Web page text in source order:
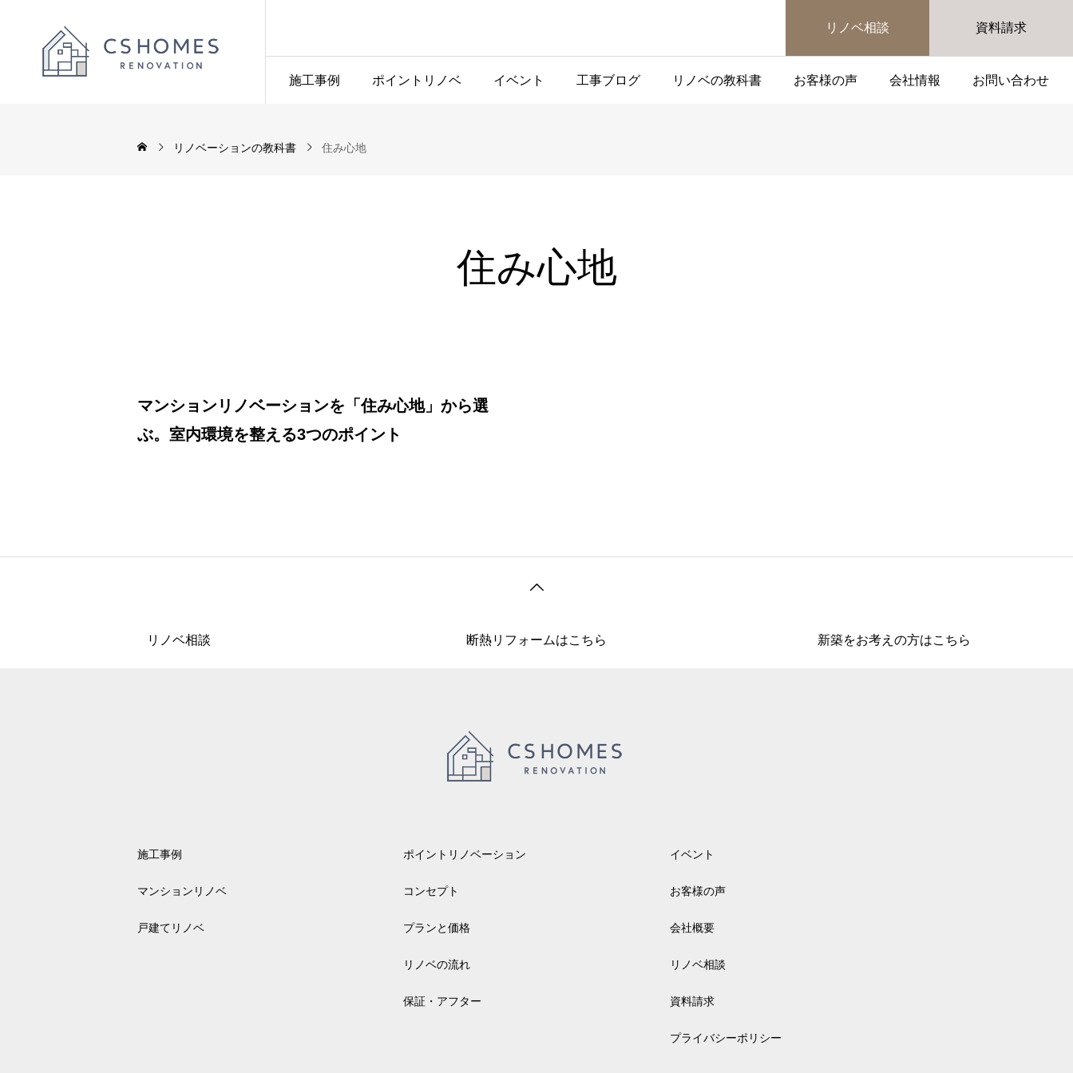
リノベ相談 資料請求
施工事例 ポイントリノベ イベント 工事ブログ リノベの教科書 お客様の声 会社情報 お問い合わせ
リノベーションの教科書 住み心地
住み心地
マンションリノベーションを「住み心地」から選
ぶ。室内環境を整える3つのポイント
リノベ相談 断熱リフォームはこちら 新築をお考えの方はこちら
施工事例
マンションリノベ
戸建てリノベ
ポイントリノベーション
コンセプト
プランと価格
リノベの流れ
保証・アフター
イベント
お客様の声
会社概要
リノベ相談
資料請求
プライバシーポリシー